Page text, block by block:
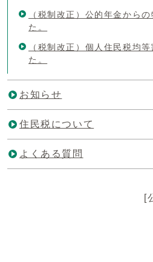
（税制改正）公的年金から
た。
（税制改正）個人住民税均
た。
お知らせ
住民税について
よくある質問
[